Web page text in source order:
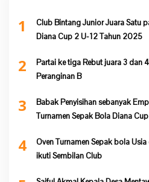
1
Club Bintang Junior Juara Satu
Diana Cup 2 U-12 Tahun 2025
2
Partai ke tiga Rebut juara 3 dan
Peranginan B
3
Babak Penyisihan sebanyak
Turnamen Sepak Bola Diana
4
Oven Turnamen Sepak bola
ikuti Sembilan Club